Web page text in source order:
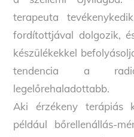
terapeuta
fordítottjával dolgozik,
készülékekkel
tendencia a
legelőrehaladottabb.
Aki érzékeny terápiás
például bőrellenállás-